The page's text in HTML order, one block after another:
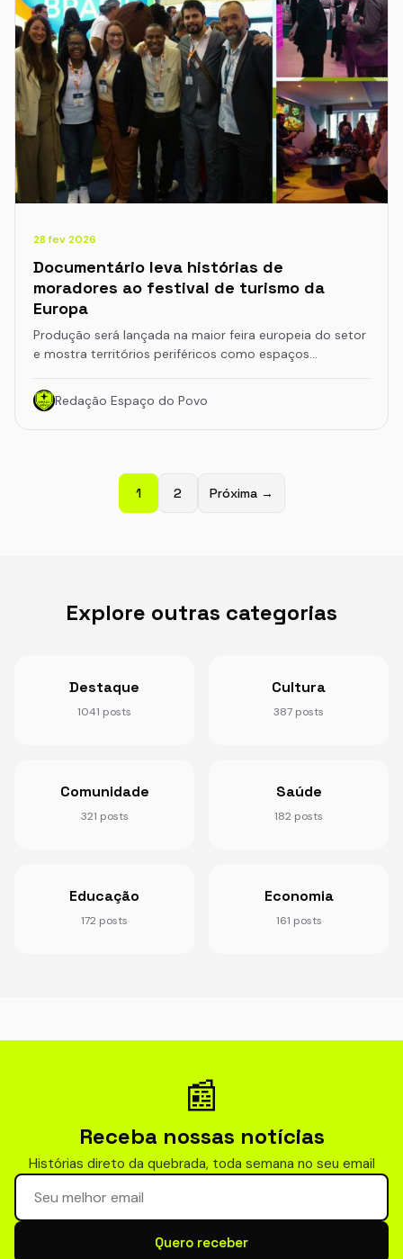
28 fev 2026
Documentário leva histórias de
moradores ao festival de turismo da
Europa
Produção será lançada na maior feira europeia do setor
e mostra territórios periféricos como espaços…
Redação Espaço do Povo
1 2 Próxima →
Explore outras categorias
Destaque
1041 posts
Cultura
387 posts
Comunidade
321 posts
Saúde
182 posts
Educação
172 posts
Economia
161 posts
📰
Receba nossas notícias
Histórias direto da quebrada, toda semana no seu email
Seu email para newsletter
Quero receber